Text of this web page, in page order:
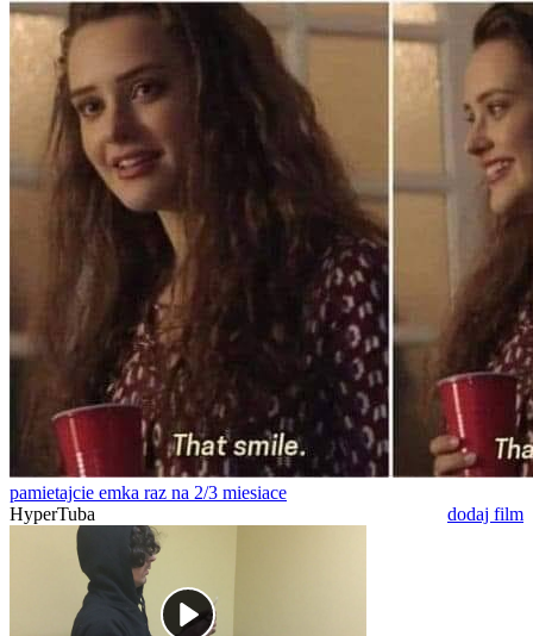
pamietajcie emka raz na 2/3 miesiace
HyperTuba
dodaj film